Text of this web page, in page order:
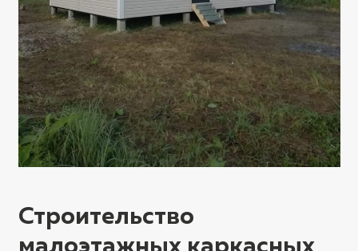
Строительство